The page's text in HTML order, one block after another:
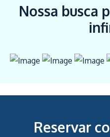
Nossa busca
Reservar